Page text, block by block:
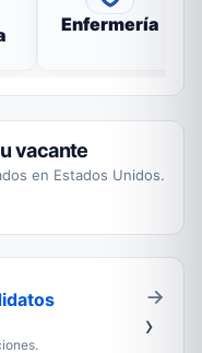
Enfermería
vacante
en Estados Unidos.